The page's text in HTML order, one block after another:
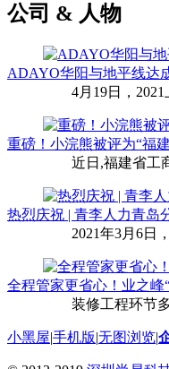
公司 & 人物
ADAYO华阳与地平线达
4月19日，2021
重磅！小浣熊被评为“福
近日,福建省工商
热烈庆祝 | 青李人力青岛
2021年3月6日，
全程管家更省心！业之峰
装修工程环节多
小黑屋|手机版|无图浏览|